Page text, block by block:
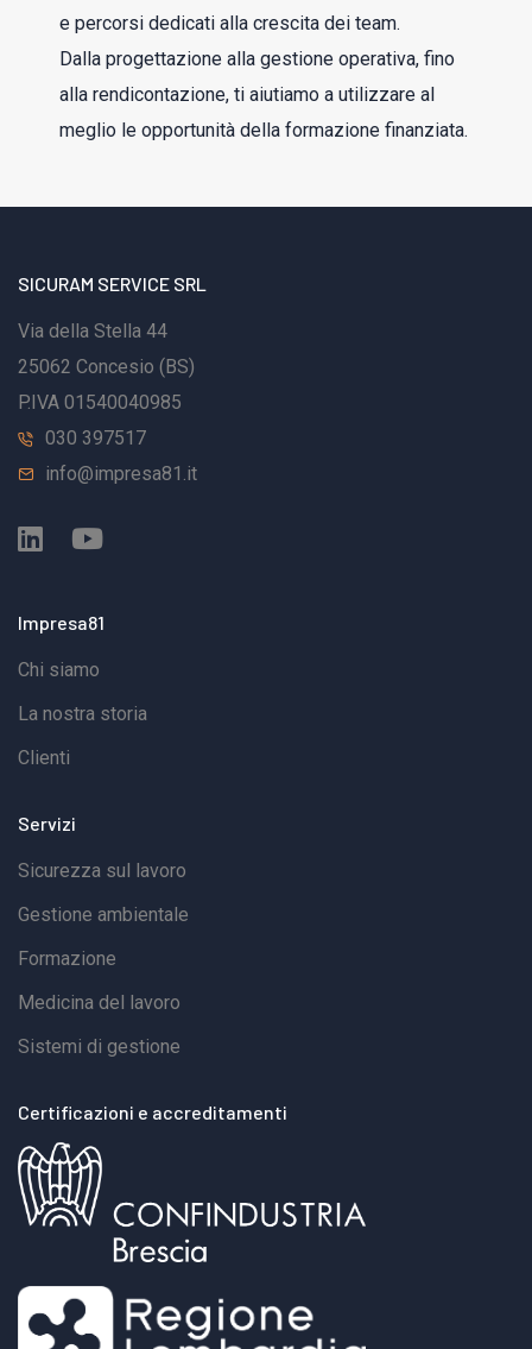
e percorsi dedicati alla crescita dei team.
Dalla progettazione alla gestione operativa, fino
alla rendicontazione, ti aiutiamo a utilizzare al
meglio le opportunità della formazione finanziata.
SICURAM SERVICE SRL
Via della Stella 44
25062 Concesio (BS)
P.IVA 01540040985
030 397517
info@impresa81.it
Impresa81
Chi siamo
La nostra storia
Clienti
Servizi
Sicurezza sul lavoro
Gestione ambientale
Formazione
Medicina del lavoro
Sistemi di gestione
Certificazioni e accreditamenti